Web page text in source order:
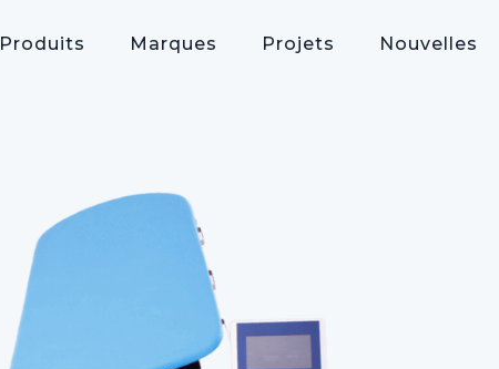
Produits Marques Projets Nouvelles